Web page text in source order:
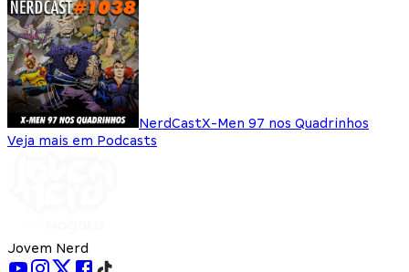
NerdCastX-Men 97 nos Quadrinhos
Veja mais em Podcasts
Jovem Nerd